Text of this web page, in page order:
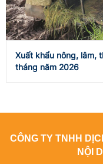
Xuất khẩu nông, lâm,
tháng năm 2026
CÔNG TY TNHH
NỘI